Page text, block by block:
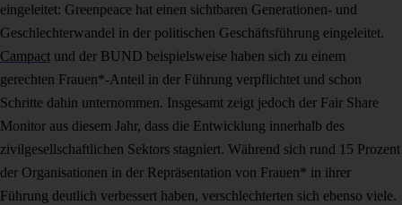
eingeleitet: Greenpeace hat einen sichtbaren Generationen- und
Geschlechterwandel in der politischen Geschäftsführung eingeleitet.
Campact und der BUND beispielsweise haben sich zu einem
gerechten Frauen*-Anteil in der Führung verpflichtet und schon
Schritte dahin unternommen. Insgesamt zeigt jedoch der Fair Share
Monitor aus diesem Jahr, dass die Entwicklung innerhalb des
zivilgesellschaftlichen Sektors stagniert. Während sich rund 15 Prozent
der Organisationen in der Repräsentation von Frauen* in ihrer
Führung deutlich verbessert haben, verschlechterten sich ebenso viele.